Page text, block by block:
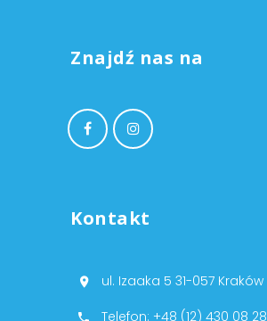
Znajdź nas na
Kontakt
ul. Izaaka 5 31-057 Kraków
Telefon: +48 (12) 430 08 28